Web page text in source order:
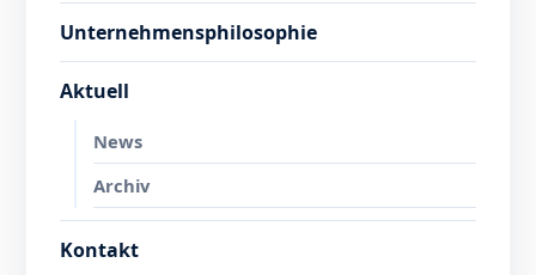
Unternehmensphilosophie
Aktuell
News
Archiv
Kontakt